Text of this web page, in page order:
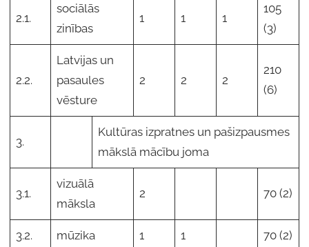
2.1.
sociālās
zinības
1 1 1
105
(3)
2.2.
Latvijas un
pasaules
vēsture
2 2 2
210
(6)
3.
Kultūras izpratnes un pašizpausmes
mākslā mācību joma
3.1.
vizuālā
māksla
2 70 (2)
3.2. mūzika 1 1 70 (2)